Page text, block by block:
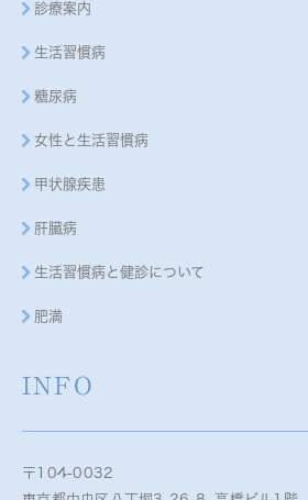
診療案内
生活習慣病
糖尿病
女性と生活習慣病
甲状腺疾患
肝臓病
生活習慣病と健診について
肥満
INFO
〒104-0032